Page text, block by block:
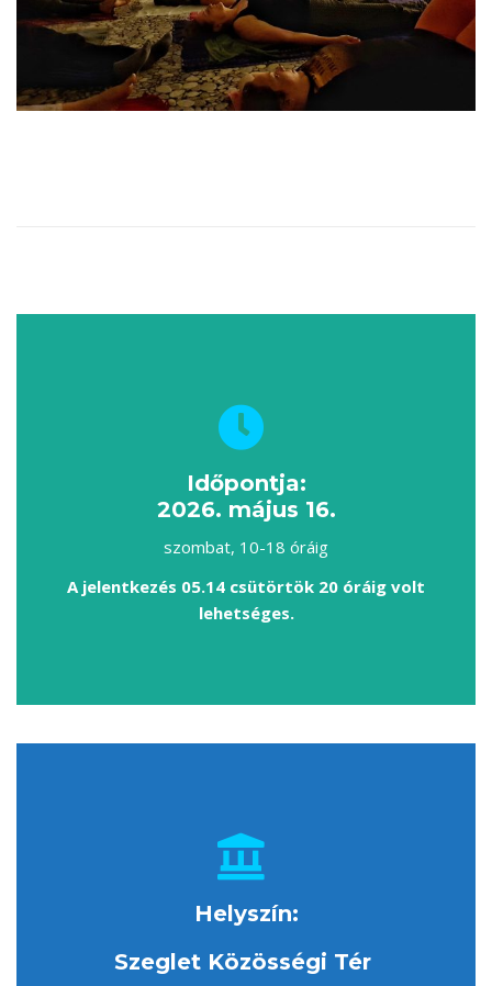
Időpontja:
2026. május 16.
szombat, 10-18 óráig
A jelentkezés 05.14 csütörtök 20 óráig volt
lehetséges.
Helyszín:
Szeglet Közösségi Tér